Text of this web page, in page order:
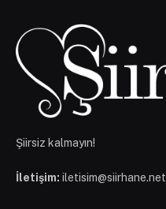
Şiirsiz kalmayın!
İletişim: iletisim@siirhane.net